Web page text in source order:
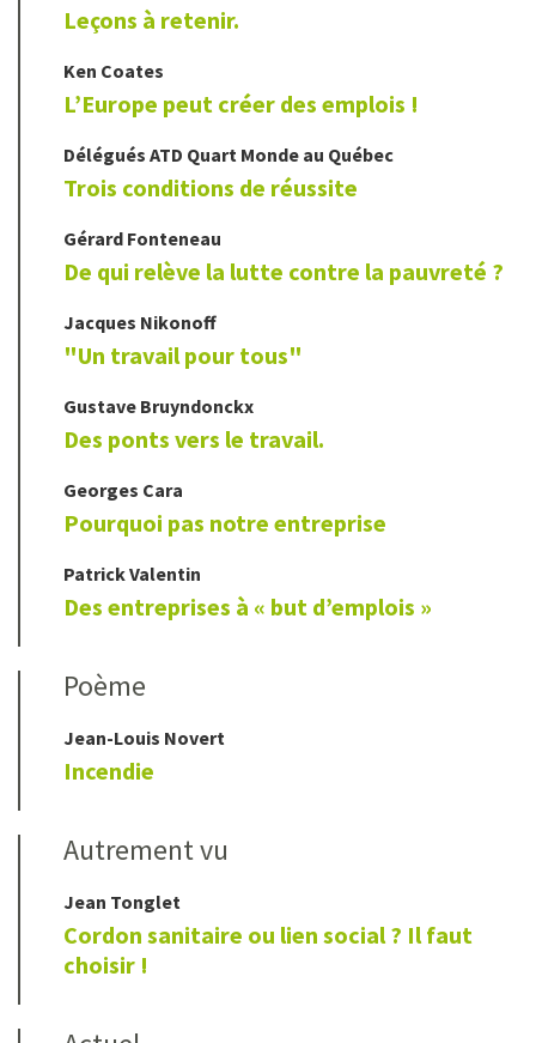
Leçons à retenir.
Ken Coates
L’Europe peut créer des emplois !
Délégués ATD Quart Monde au Québec
Trois conditions de réussite
Gérard Fonteneau
De qui relève la lutte contre la pauvreté ?
Jacques Nikonoff
"Un travail pour tous"
Gustave Bruyndonckx
Des ponts vers le travail.
Georges Cara
Pourquoi pas notre entreprise
PatrickValentin
Des entreprises à « but d’emplois »
Poème
Jean-Louis Novert
Incendie
Autrement vu
Jean Tonglet
Cordon sanitaire ou lien social ? Il faut
choisir !